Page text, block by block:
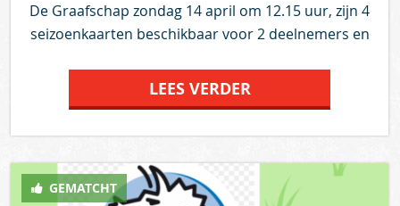
De Graafschap zondag 14 april om 12.15 uur, zijn 4
seizoenkaarten beschikbaar voor 2 deelnemers en
plaatsen en voor de liefhebbers zegt Z 17 plaats 14
t/m 17 misschien wel iets. Dus heb je zin om naar
vrijwilliger en wil je toch naar de wedstrijd plaats
dan een oproep op 2match.nu dan gaan we aan de
LEES VERDER
GEMATCHT